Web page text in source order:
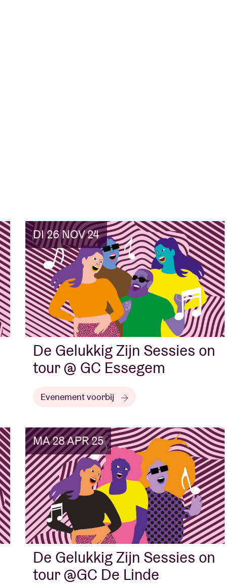
DI 26 NOV 24
De Gelukkig Zijn Sessies on
tour @ GC Essegem
Evenement voorbij
MA 28 APR 25
De Gelukkig Zijn Sessies on
tour @GC De Linde